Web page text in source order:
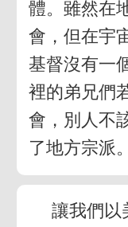
體。雖然在
會，但在宇
基督沒有一
裡的弟兄們
會，別人不
了地方宗派
讓我們以